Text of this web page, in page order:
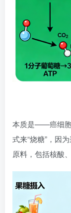
本质是——癌细胞
式来“烧糖”，因
原料，包括核酸